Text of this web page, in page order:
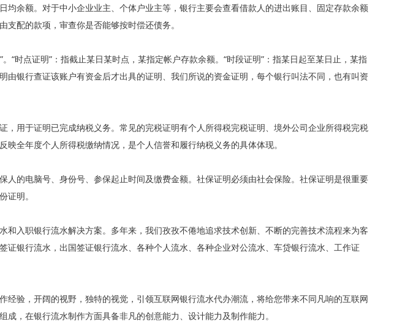
均余额。对于中小企业业主、个体户业主等，银行主要会查看借款人的进出账目、固定存款余额
配的款项，审查你是否能够按时偿还债务。
“时点证明”：指截止某日某时点，某指定帐户存款余额。“时段证明”：指某日起至某日止，某指
由银行查证该账户有资金后才出具的证明、我们所说的资金证明，每个银行叫法不同，也有叫资
，用于证明已完成纳税义务。常见的完税证明有个人所得税完税证明、境外公司企业所得税完税
全年度个人所得税缴纳情况，是个人信誉和履行纳税义务的具体体现。
人的电脑号、身份号、参保起止时间及缴费金额。社保证明必须由社会保险。社保证明是很重要
证明。
和入职银行流水解决方案。多年来，我们孜孜不倦地追求技术创新、不断的完善技术流程来为客
证银行流水，出国签证银行流水、各种个人流水、各种企业对公流水、车贷银行流水、工作证
经验，开阔的视野，独特的视觉，引领互联网银行流水代办潮流，将给您带来不同凡响的互联网
，在银行流水制作方面具备非凡的创意能力、设计能力及制作能力。